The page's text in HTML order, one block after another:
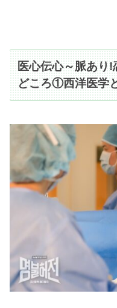
医心伝心～脈あり
どころ①西洋医学